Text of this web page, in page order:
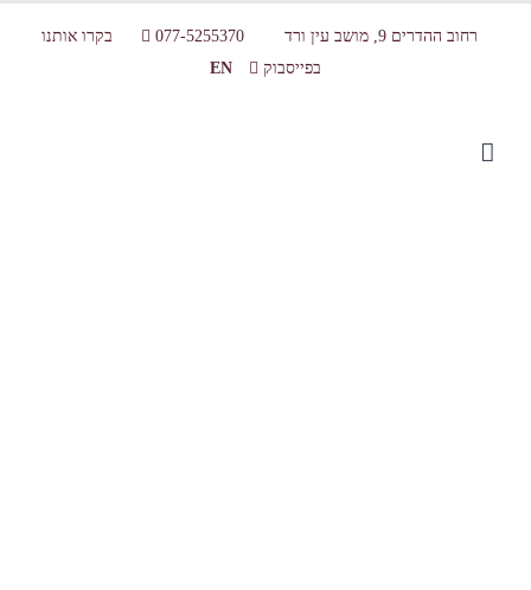
רחוב ההדרים 9, מושב עין ורד 077-5255370
בקרו אותנו
בפייסבוק
EN